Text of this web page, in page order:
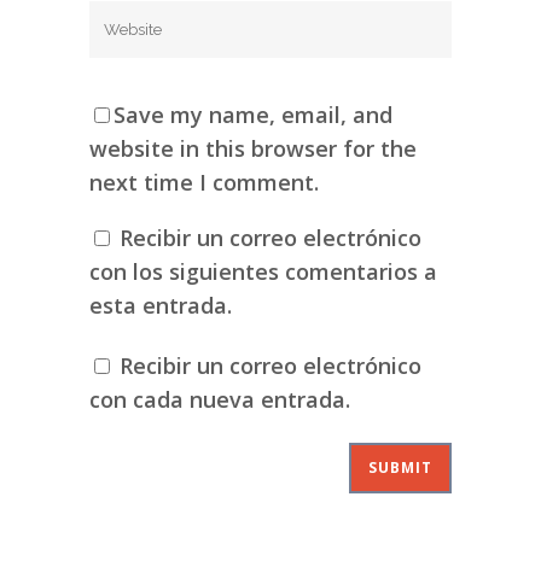
Save my name, email, and
website in this browser for the
next time I comment.
Recibir un correo electrónico
con los siguientes comentarios a
esta entrada.
Recibir un correo electrónico
con cada nueva entrada.